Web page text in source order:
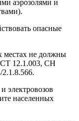
аэрозолями и
опасные
местах не должны
12.1.003, СН
электровозов
населенных